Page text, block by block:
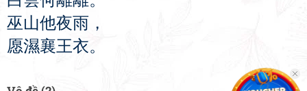
巫山他夜雨 ，
愿濕襄王衣。